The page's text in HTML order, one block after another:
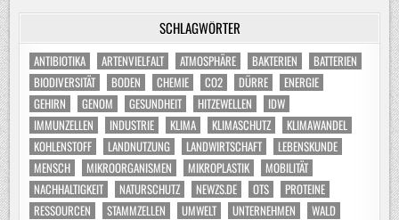
SCHLAGWÖRTER
ANTIBIOTIKA ARTENVIELFALT ATMOSPHÄRE BAKTERIEN
BATTERIEN
BIODIVERSITÄT
BODEN CHEMIE CO2 DÜRRE
ENERGIE
GEHIRN
GENOM GESUNDHEIT HITZEWELLEN
IDW
IMMUNZELLEN
INDUSTRIE KLIMA KLIMASCHUTZ
KLIMAWANDEL
KOHLENSTOFF
LANDNUTZUNG LANDWIRTSCHAFT
LEBENSKUNDE
MENSCH
MIKROORGANISMEN MIKROPLASTIK
MOBILITÄT
NACHHALTIGKEIT
NATURSCHUTZ NEWZS.DE OTS
PROTEINE
RESSOURCEN
STAMMZELLEN UMWELT UNTERNEHMEN
WALD